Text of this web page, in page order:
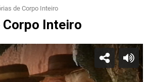
de Corpo Inteiro
Inteiro